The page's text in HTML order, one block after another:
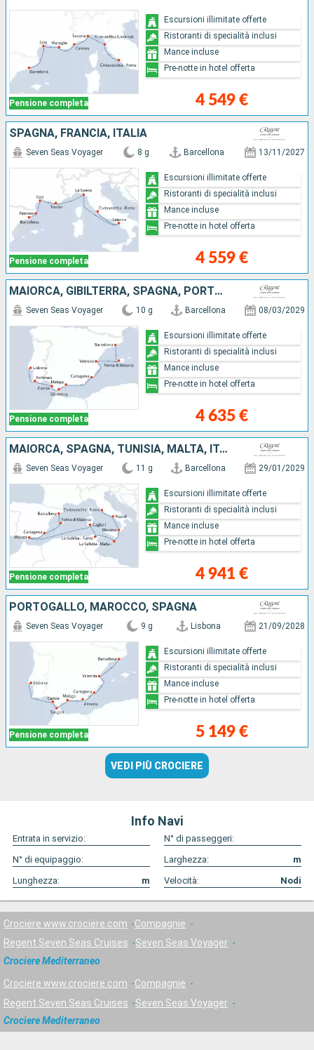
Pensione completa 4 549 €
Escursioni illimitate offerte
Ristoranti di specialità inclusi
Mance incluse
Pre-notte in hotel offerta
SPAGNA, FRANCIA, ITALIA
Pensione completa
Seven Seas Voyager 8 g Barcellona 13/11/2027
4 559 €
Escursioni illimitate offerte
Ristoranti di specialità inclusi
Mance incluse
Pre-notte in hotel offerta
MAIORCA, GIBILTERRA, SPAGNA, PORTOGALLO
Pensione completa
Seven Seas Voyager 10 g Barcellona 08/03/2029
4 635 €
Escursioni illimitate offerte
Ristoranti di specialità inclusi
Mance incluse
Pre-notte in hotel offerta
MAIORCA, SPAGNA, TUNISIA, MALTA, ITALIA
Pensione completa
Seven Seas Voyager 11 g Barcellona 29/01/2029
4 941 €
Escursioni illimitate offerte
Ristoranti di specialità inclusi
Mance incluse
Pre-notte in hotel offerta
PORTOGALLO, MAROCCO, SPAGNA
Pensione completa
Seven Seas Voyager 9 g Lisbona 21/09/2028
5 149 €
Escursioni illimitate offerte
Ristoranti di specialità inclusi
Mance incluse
Pre-notte in hotel offerta
VEDI PIÙ CROCIERE
Info Navi
Entrata in servizio:
N° di passeggeri:
N° di equipaggio:
Larghezza:
m
Lunghezza:
m Velocità: Nodi
Crociere www.crociere.com
Compagnie
Regent Seven Seas Cruises
Seven Seas Voyager
Crociere Mediterraneo
Crociere www.crociere.com
Compagnie
Regent Seven Seas Cruises
Seven Seas Voyager
Crociere Mediterraneo